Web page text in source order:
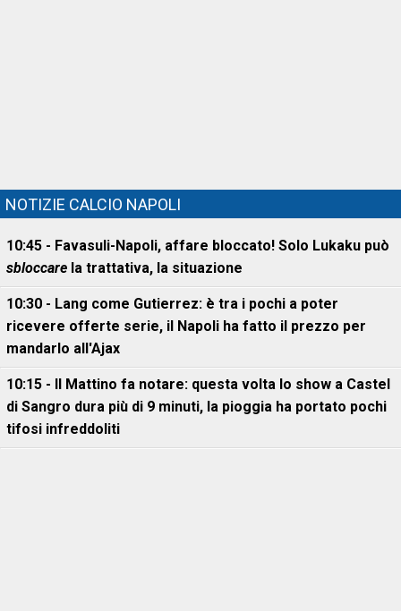
NOTIZIE CALCIO NAPOLI
10:45 - Favasuli-Napoli, affare bloccato! Solo Lukaku può
sbloccare la trattativa, la situazione
10:30 - Lang come Gutierrez: è tra i pochi a poter
ricevere offerte serie, il Napoli ha fatto il prezzo per
mandarlo all'Ajax
10:15 - Il Mattino fa notare: questa volta lo show a Castel
di Sangro dura più di 9 minuti, la pioggia ha portato pochi
tifosi infreddoliti